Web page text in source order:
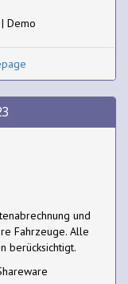
Demo
und
Fahrzeuge. Alle
berücksichtigt.